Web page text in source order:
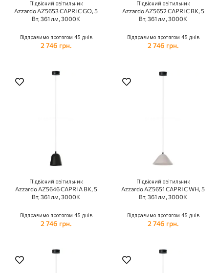
Підвісний світильник
Azzardo AZ5653 CAPRI C GO, 5
Вт, 361 лм, 3000К
Відправимо протягом 45 днів
2 746 грн.
Підвісний світильник
Azzardo AZ5652 CAPRI C BK, 5
Вт, 361 лм, 3000К
Відправимо протягом 45 днів
2 746 грн.
Підвісний світильник
Azzardo AZ5646 CAPRI A BK, 5
Вт, 361 лм, 3000К
Відправимо протягом 45 днів
2 746 грн.
Підвісний світильник
Azzardo AZ5651 CAPRI C WH, 5
Вт, 361 лм, 3000К
Відправимо протягом 45 днів
2 746 грн.